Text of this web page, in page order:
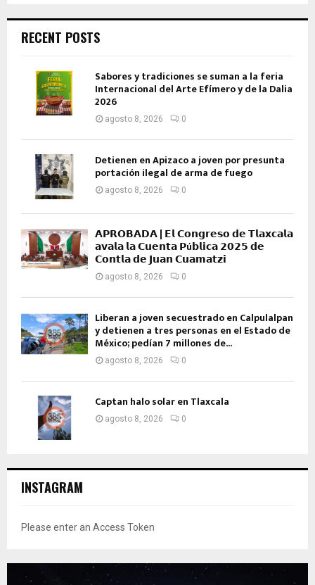
RECENT POSTS
Sabores y tradiciones se suman a la feria
Internacional del Arte Efímero y de la Dalia
2026
agosto 8, 2026 0
Detienen en Apizaco a joven por presunta
portación ilegal de arma de fuego
agosto 8, 2026 0
𝗔𝗣𝗥𝗢𝗕𝗔𝗗𝗔 | 𝗘𝗹 𝗖𝗼𝗻𝗴𝗿𝗲𝘀𝗼 𝗱𝗲 𝗧𝗹𝗮𝘅𝗰𝗮𝗹𝗮
𝗮𝘃𝗮𝗹𝗮 𝗹𝗮 𝗖𝘂𝗲𝗻𝘁𝗮 𝗣ú𝗯𝗹𝗶𝗰𝗮 𝟮𝟬𝟮𝟱 𝗱𝗲
𝗖𝗼𝗻𝘁𝗹𝗮 𝗱𝗲 𝗝𝘂𝗮𝗻 𝗖𝘂𝗮𝗺𝗮𝘁𝘇𝗶
agosto 8, 2026 0
Liberan a joven secuestrado en Calpulalpan
y detienen a tres personas en el Estado de
México; pedían 7 millones de...
agosto 8, 2026 0
Captan halo solar en Tlaxcala
agosto 8, 2026 0
INSTAGRAM
Please enter an Access Token